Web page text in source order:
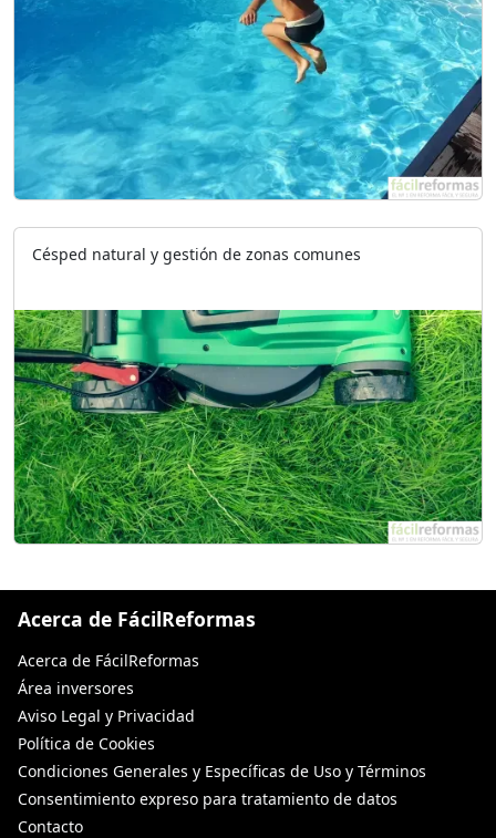
Césped natural y gestión de zonas comunes
Acerca de FácilReformas
Acerca de FácilReformas
Área inversores
Aviso Legal y Privacidad
Política de Cookies
Condiciones Generales y Específicas de Uso y Términos
Consentimiento expreso para tratamiento de datos
Contacto